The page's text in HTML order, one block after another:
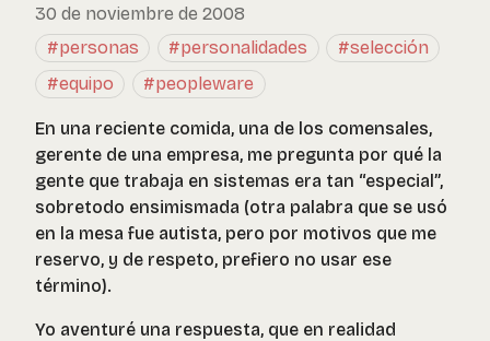
30 de noviembre de 2008
#personas
#personalidades
#selección
#equipo
#peopleware
En una reciente comida, una de los comensales,
gerente de una empresa, me pregunta por qué la
gente que trabaja en sistemas era tan “especial”,
sobretodo ensimismada (otra palabra que se usó
en la mesa fue autista, pero por motivos que me
reservo, y de respeto, prefiero no usar ese
término).
Yo aventuré una respuesta, que en realidad